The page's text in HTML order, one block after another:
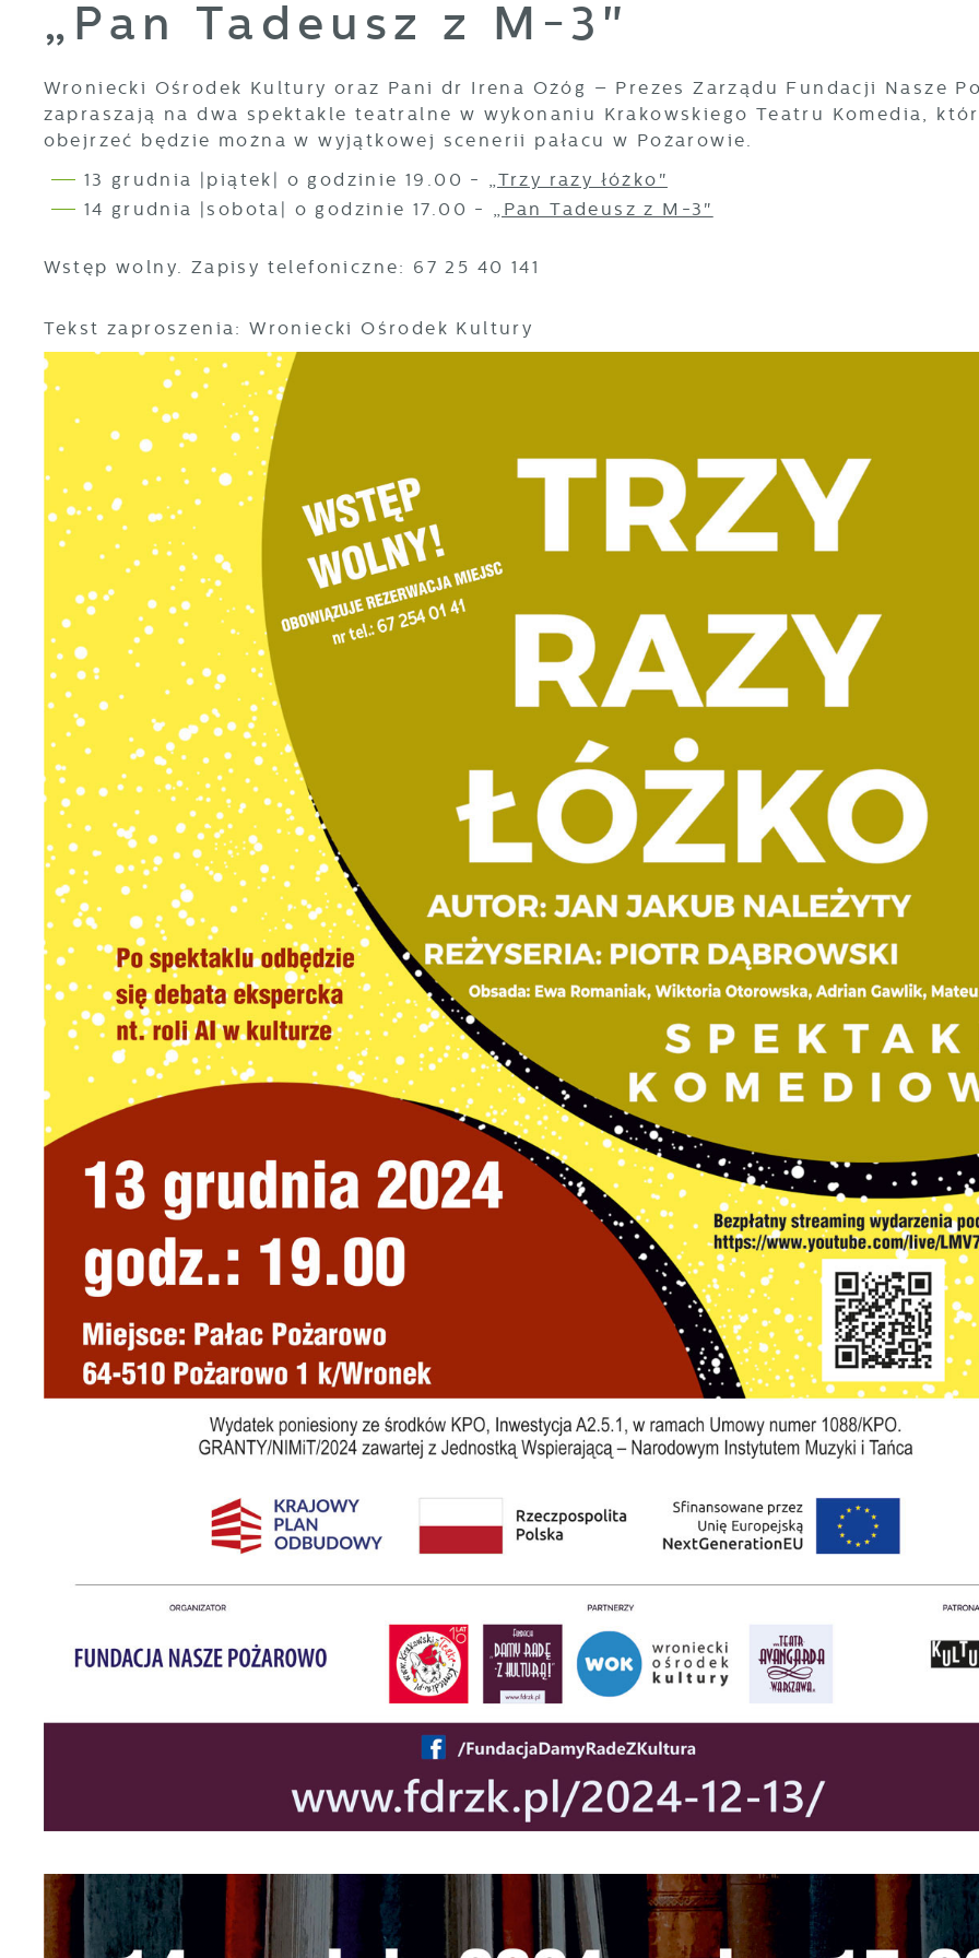
„Pan Tadeusz z M-3"
Wroniecki Ośrodek Kultury oraz Pani dr Irena Ożóg – Prezes Zarządu Fundacji Nasze
zapraszają na dwa spektakle teatralne w wykonaniu Krakowskiego Teatru Komedia,
obejrzeć będzie można w wyjątkowej scenerii pałacu w Pożarowie.
13 grudnia |piątek| o godzinie 19.00 - „Trzy razy łóżko"
14 grudnia |sobota| o godzinie 17.00 - „Pan Tadeusz z M-3"
Wstęp wolny. Zapisy telefoniczne: 67 25 40 141
Tekst zaproszenia: Wroniecki Ośrodek Kultury
Ustawienia
Szanujemy Twoją prywatność. Możesz zmienić ustawienia
cookies lub zaakceptować je wszystkie. W dowolnym momencie
możesz dokonać zmiany swoich ustawień.
Niezbędne pliki cookies służą do prawidłowego
strony internetowej i umożliwiają Ci komfortowe korzystanie z
oferowanych przez nas usług.